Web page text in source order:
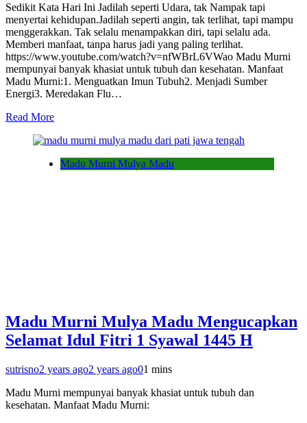
Sedikit Kata Hari Ini Jadilah seperti Udara, tak Nampak tapi
menyertai kehidupan.Jadilah seperti angin, tak terlihat, tapi mampu
menggerakkan. Tak selalu menampakkan diri, tapi selalu ada.
Memberi manfaat, tanpa harus jadi yang paling terlihat.
https://www.youtube.com/watch?v=nfWBrL6VWao Madu Murni
mempunyai banyak khasiat untuk tubuh dan kesehatan. Manfaat
Madu Murni:1. Menguatkan Imun Tubuh2. Menjadi Sumber
Energi3. Meredakan Flu…
Read More
Madu Murni Mulya Madu
Madu Murni Mulya Madu Mengucapkan
Selamat Idul Fitri 1 Syawal 1445 H
sutrisno2 years ago2 years ago01 mins
Madu Murni mempunyai banyak khasiat untuk tubuh dan
kesehatan. Manfaat Madu Murni: